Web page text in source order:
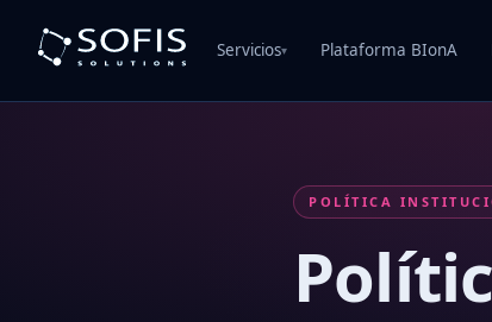
Servicios▾ Plataforma BIonA
POLÍTICA